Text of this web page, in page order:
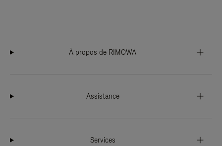
À propos de RIMOWA
Assistance
Services